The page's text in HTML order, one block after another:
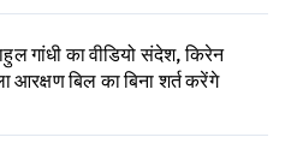
गांधी का वीडियो संदेश, किरेन
आरक्षण बिल का बिना शर्त करेंगे